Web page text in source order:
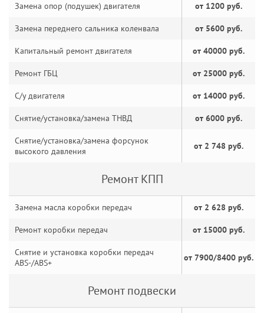
Замена опор (подушек) двигателя от 1200 руб.
Замена переднего сальника коленвала от 5600 руб.
Капитальный ремонт двигателя от 40000 руб.
Ремонт ГБЦ от 25000 руб.
С/у двигателя от 14000 руб.
Снятие/установка/замена ТНВД от 6000 руб.
Снятие/установка/замена форсунок
высокого давления
от 2 748 руб.
Ремонт КПП
Замена масла коробки передач от 2 628 руб.
Ремонт коробки передач от 15000 руб.
Снятие и установка коробки передач
ABS-/ABS+
от 7900/8400 руб.
Ремонт подвески